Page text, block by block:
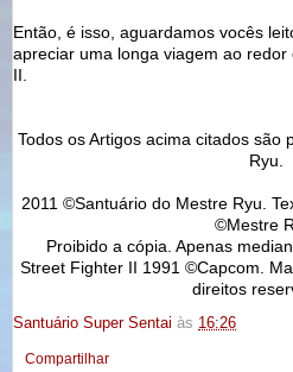
Então, é isso, aguardamos vocês
apreciar uma longa viagem ao
II.
Todos os Artigos acima citados são
Ryu.
2011 ©Santuário do Mestre Ryu.
©Mestre
Proibido a cópia. Apenas
Street Fighter II 1991 ©Capcom.
direitos
Santuário Super Sentai às 16:26
Compartilhar